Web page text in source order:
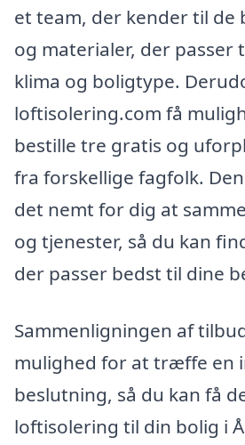
et team, der kender til de
og materialer, der passer
klima og boligtype.
loftisolering.com få
bestille tre gratis og
fra forskellige fagfolk.
det nemt for dig at
og tjenester, så du kan
der passer bedst til dine
Sammenligningen af
mulighed for at træffe en
beslutning, så du kan få
loftisolering til din bolig i